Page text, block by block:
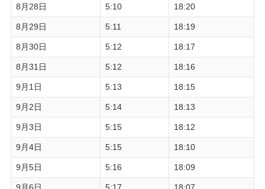
8月28日 5:10 18:20
8月29日 5:11 18:19
8月30日 5:12 18:17
8月31日 5:12 18:16
9月1日 5:13 18:15
9月2日 5:14 18:13
9月3日 5:15 18:12
9月4日 5:15 18:10
9月5日 5:16 18:09